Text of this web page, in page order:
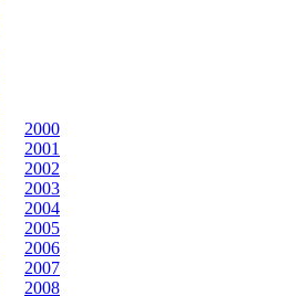
2000
2001
2002
2003
2004
2005
2006
2007
2008